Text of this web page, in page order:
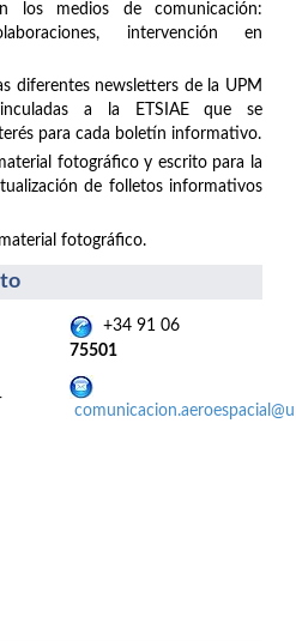
los medios de comunicación:
intervención en
diferentes newsletters de la UPM
a la ETSIAE que se
para cada boletín informativo.
fotográfico y escrito para la
de folletos informativos
fotográfico.
+34 91 06
75501